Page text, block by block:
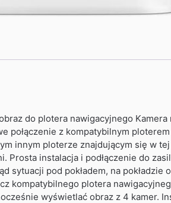
do plotera nawigacyjnego
połączenie z kompatybilnym
innym ploterze znajdującym się w
Prosta instalacja i podłączenie do
sytuacji pod pokładem, na
kompatybilnego plotera
wyświetlać obraz z 4 kamer.